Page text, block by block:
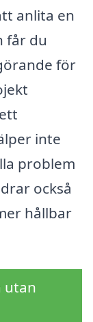
anlita en
får du
för
inte
problem
också
hållbar
utan